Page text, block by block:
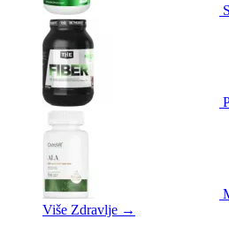
Više Zdravlje →